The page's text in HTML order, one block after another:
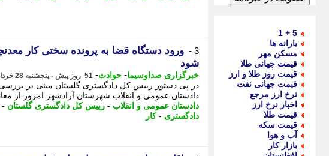
5 + 1
یارانه ها
مسکن مهر
قیمت جهانی طلا
قیمت روز طلا و ارز
قیمت جهانی نفت
نرخ ارز مرجع
اخبار نرخ ارز
قیمت طلا
قیمت سکه
آب و هوا
بازار کار
3 -
ورود دستگاه قضا به پرونده سختی کار
شود
خبرگزاری صداوسیما- حوادث- 51 روز پیش - پنجشنبه 28 خرداد 1405، 09:35
در پی دستور رییس کل دادگستری گلستان مبنی بر
دادستان عمومی و انقلاب شهرستان آزادشهر امروز از
دادستان عمومی و انقلاب - رییس کل دادگستری گلستان -
دادگستری -کار